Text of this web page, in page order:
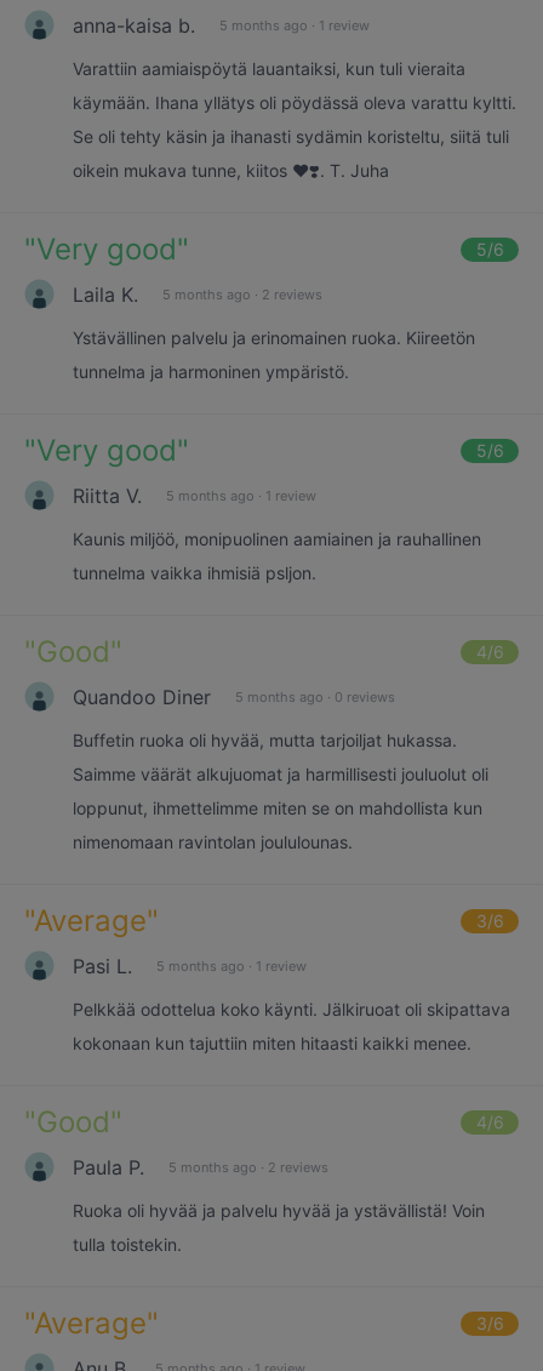
anna-kaisa b. 5 months ago · 1 review
Varattiin aamiaispöytä lauantaiksi, kun tuli vieraita
käymään. Ihana yllätys oli pöydässä oleva varattu kyltti.
Se oli tehty käsin ja ihanasti sydämin koristeltu, siitä tuli
oikein mukava tunne, kiitos ❤️❣️. T. Juha
"Very good" 5/6
Laila K. 5 months ago · 2 reviews
Ystävällinen palvelu ja erinomainen ruoka. Kiireetön
tunnelma ja harmoninen ympäristö.
"Very good" 5/6
Riitta V. 5 months ago · 1 review
Kaunis miljöö, monipuolinen aamiainen ja rauhallinen
tunnelma vaikka ihmisiä psljon.
"Good" 4/6
Quandoo Diner 5 months ago · 0 reviews
Buffetin ruoka oli hyvää, mutta tarjoiljat hukassa.
Saimme väärät alkujuomat ja harmillisesti jouluolut oli
loppunut, ihmettelimme miten se on mahdollista kun
nimenomaan ravintolan joululounas.
"Average" 3/6
Pasi L. 5 months ago · 1 review
Pelkkää odottelua koko käynti. Jälkiruoat oli skipattava
kokonaan kun tajuttiin miten hitaasti kaikki menee.
"Good" 4/6
Paula P. 5 months ago · 2 reviews
Ruoka oli hyvää ja palvelu hyvää ja ystävällistä! Voin
tulla toistekin.
"Average" 3/6